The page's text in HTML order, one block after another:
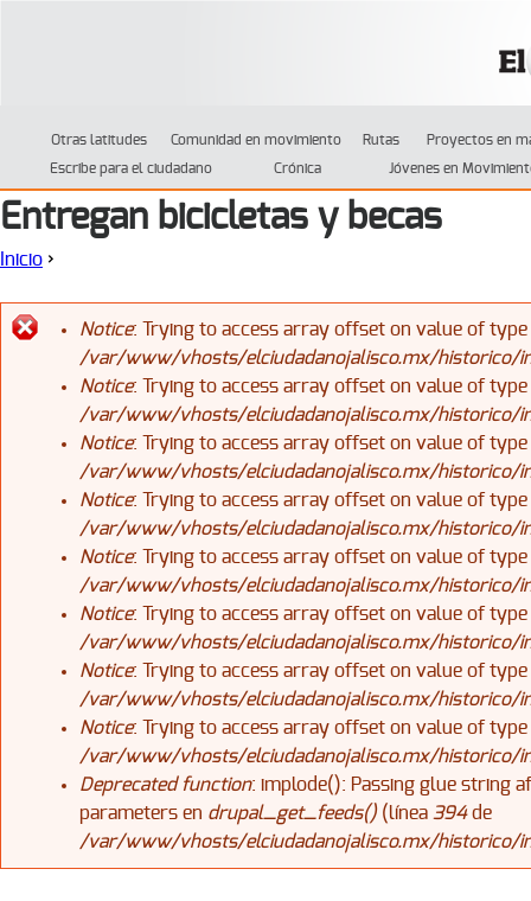
Otras latitudes Comunidad en movimiento Rutas
Proyectos en
Escribe para el ciudadano
Crónica Jóvenes en
Entregan bicicletas y becas
Se encuentra usted aquí
Inicio ›
Mensaje de error
Notice: Trying to access array offset on value of
/var/www/vhosts/elciudadanojalisco.mx/historico/
Notice: Trying to access array offset on value of
/var/www/vhosts/elciudadanojalisco.mx/historico/
Notice: Trying to access array offset on value of
/var/www/vhosts/elciudadanojalisco.mx/historico/
Notice: Trying to access array offset on value of
/var/www/vhosts/elciudadanojalisco.mx/historico/
Notice: Trying to access array offset on value of
/var/www/vhosts/elciudadanojalisco.mx/historico/
Notice: Trying to access array offset on value of
/var/www/vhosts/elciudadanojalisco.mx/historico/
Notice: Trying to access array offset on value of
/var/www/vhosts/elciudadanojalisco.mx/historico/
Notice: Trying to access array offset on value of
/var/www/vhosts/elciudadanojalisco.mx/historico/
Deprecated function: implode(): Passing glue string
parameters en drupal_get_feeds()(línea 394de
/var/www/vhosts/elciudadanojalisco.mx/historico/